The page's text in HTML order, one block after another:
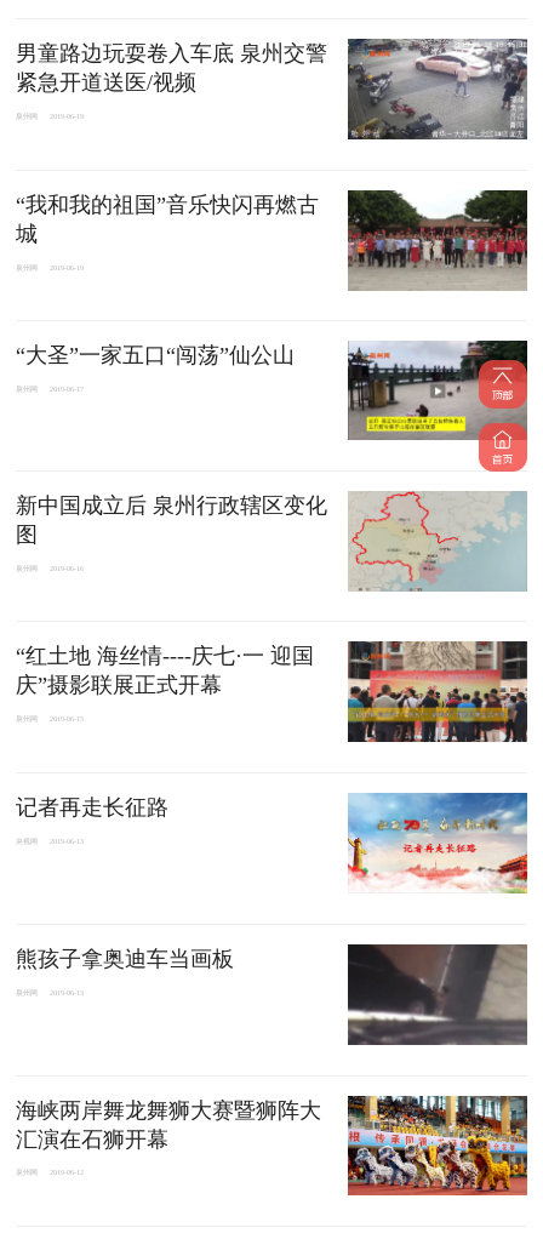
男童路边玩耍卷入车底 泉州交警
紧急开道送医/视频
泉州网 2019-06-19
“我和我的祖国”音乐快闪再燃古
城
泉州网 2019-06-19
“大圣”一家五口“闯荡”仙公山
泉州网 2019-06-17
新中国成立后 泉州行政辖区变化
图
泉州网 2019-06-16
“红土地 海丝情----庆七·一 迎国
庆”摄影联展正式开幕
泉州网 2019-06-15
记者再走长征路
央视网 2019-06-13
熊孩子拿奥迪车当画板
泉州网 2019-06-13
海峡两岸舞龙舞狮大赛暨狮阵大
汇演在石狮开幕
泉州网 2019-06-12